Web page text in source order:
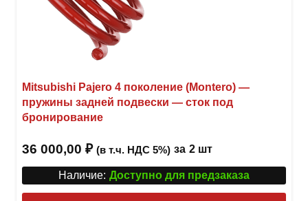
Mitsubishi Pajero 4 поколение (Montero) —
пружины задней подвески — сток под
бронирование
36 000,00 ₽ (в т.ч. НДС 5%) за 2 шт
Наличие: Доступно для предзаказа